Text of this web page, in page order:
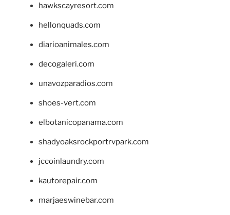
hawkscayresort.com
hellonquads.com
diarioanimales.com
decogaleri.com
unavozparadios.com
shoes-vert.com
elbotanicopanama.com
shadyoaksrockportrvpark.com
jccoinlaundry.com
kautorepair.com
marjaeswinebar.com